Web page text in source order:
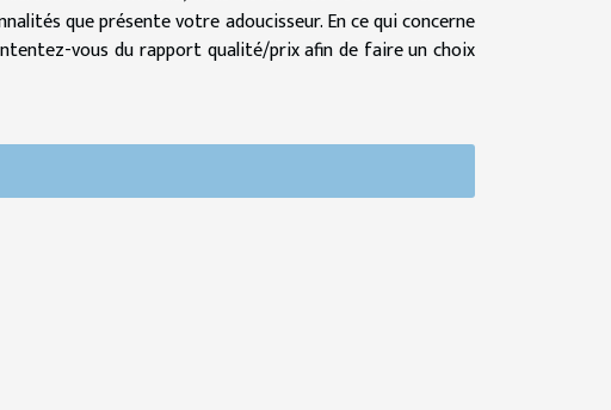
que présente votre adoucisseur. En ce qui concerne
vous du rapport qualité/prix afin de faire un choix